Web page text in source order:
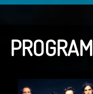
PROGRAM